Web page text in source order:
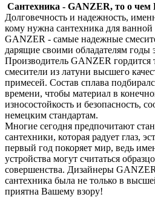
Сантехника - GANZER, то о чем
Долговечность и надежность,
кому нужна сантехника для ванной
GANZER - самые надежные
дарящие своими обладателям годы
Производитель GANZER гордится
смесители из латуни высшего
примесей. Состав сплава
времени, чтобы материал в
износостойкость и безопасность,
немецким стандартам.
Многие сегодня предпочитают
сантехники, которая радует глаз,
первый год покоряет мир, ведь
устройства могут считаться
совершенства. Дизайнеры
сантехника была не только в
приятна Вашему взору!